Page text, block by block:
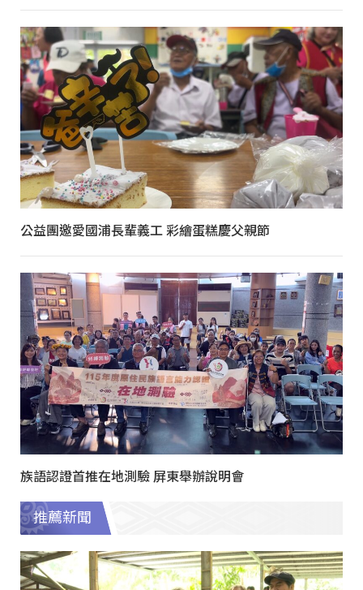
公益團邀愛國浦長輩義工 彩繪蛋糕慶父親節
族語認證首推在地測驗 屏東舉辦說明會
推薦新聞